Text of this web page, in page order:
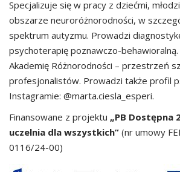
Specjalizuje się w pracy z dziećmi,
obszarze neuroróżnorodności, w
spektrum autyzmu. Prowadzi
psychoterapię poznawczo-
Akademię Różnorodności – przestrzeń
profesjonalistów. Prowadzi także profil
Instagramie: @marta.ciesla_esperi.
Finansowane z projektu „PB Dostępna
uczelnia dla wszystkich” (nr umowy
0116/24-00)